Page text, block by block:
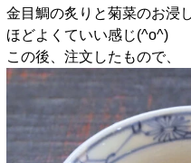
金目鯛の炙りと菊菜のお浸し
ほどよくていい感じ(^o^)
この後、注文したもので、